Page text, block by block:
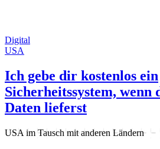
Digital
USA
Ich gebe dir kostenlos ein
Sicherheitssystem,
Daten lieferst
USA im Tausch mit anderen Ländern